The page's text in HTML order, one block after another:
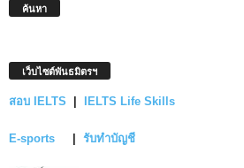
ค้นหา
เว็บไซต์พันธมิตรฯ
สอบ IELTS IELTS Life Skills
E-sports รับทำบัญชี